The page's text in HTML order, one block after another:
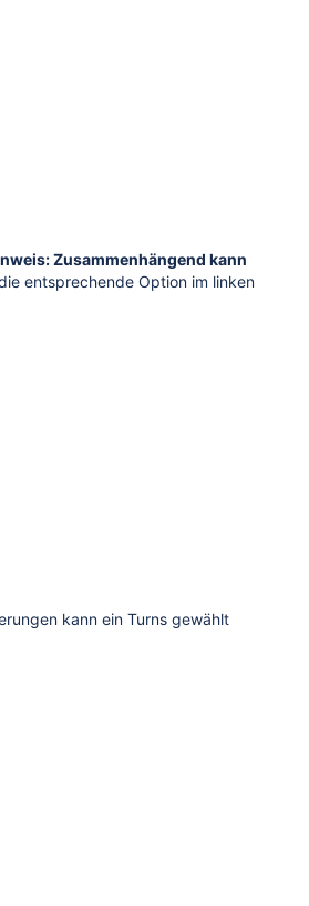
Zusammenhängend kann
entsprechende Option im linken
kann ein Turns gewählt